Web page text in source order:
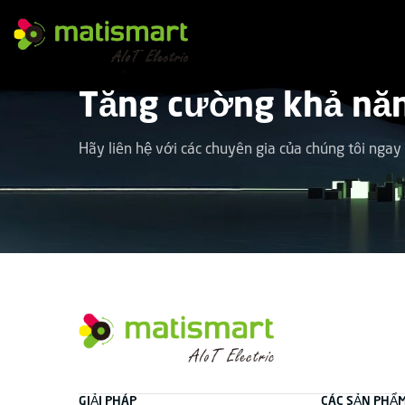
Tăng cường khả
Hãy liên hệ với các chuyên gia của chúng tôi ngay
T
FacebookInstagramYouTubeliên kếttiktok
GIẢI PHÁP CÁC SẢN PHẨM